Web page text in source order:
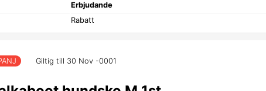
Erbjudande
Rabatt
Giltig till 30 Nov -0001